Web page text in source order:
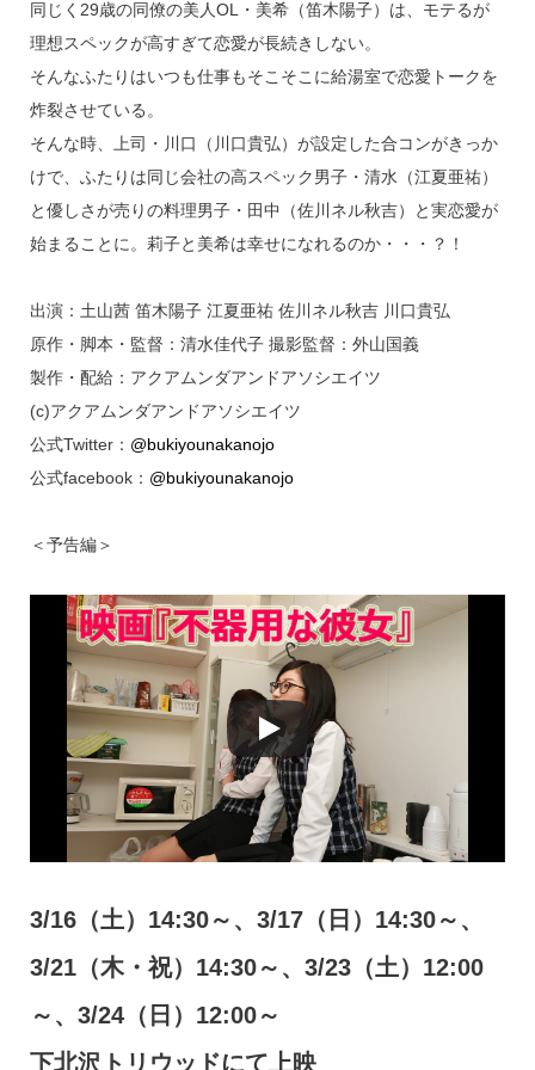
同じく29歳の同僚の美人OL・美希（笛木陽子）は、モテるが
理想スペックが高すぎて恋愛が長続きしない。
そんなふたりはいつも仕事もそこそこに給湯室で恋愛トークを
炸裂させている。
そんな時、上司・川口（川口貴弘）が設定した合コンがきっか
けで、ふたりは同じ会社の高スペック男子・清水（江夏亜祐）
と優しさが売りの料理男子・田中（佐川ネル秋吉）と実恋愛が
始まることに。莉子と美希は幸せになれるのか・・・？！
出演：土山茜 笛木陽子 江夏亜祐 佐川ネル秋吉 川口貴弘
原作・脚本・監督：清水佳代子 撮影監督：外山国義
製作・配給：アクアムンダアンドアソシエイツ
(c)アクアムンダアンドアソシエイツ
公式Twitter： @bukiyounakanojo
公式facebook： @bukiyounakanojo
＜予告編＞
3/16（土）14:30～、3/17（日）14:30～、
3/21（木・祝）14:30～、3/23（土）12:00
～、3/24（日）12:00～
下北沢トリウッドにて上映